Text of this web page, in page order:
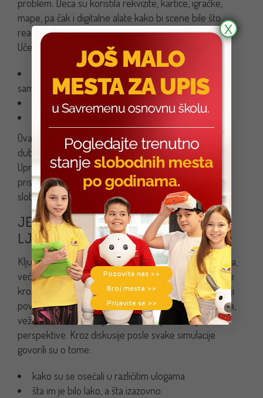
problem. Deca su koristila rekvizite, kartice, igračke,
mape, pa čak i digitalne alate kako bi scene bile što
realnije.
Učenici su na taj način razvijali:
samopouzdanje u komunikaciji
fleksibilnost i snalažljivost
timski rad
Ovaj vid nastave pretvorio je učenje u igru, a igru u
duboko pedagoško iskustvo koje ostaje zapamćeno.
Upravo zato je igra uloga ključni deo Globetrotters
pristupa — jer deca najbolje uče kada se osećaju
slobodno, radoznalo i uključeno.
JEZIK KAO ALAT ZA RAZUMEVANJE
LJUDI — VREDNOSTI KOJE OSTAJU
Ključna poruka ovog projekta nije samo jezička veština,
već razvoj razumevanja i empatije. Učenici Savremene
kroz ove aktivnosti naučili su da je svaki jezik most koji
povezuje ljude i kulture. Ulazeći u uloge različitih likova,
vežbali su da razumeju tuđa osećanja, situacije i
perspektive. Kroz diskusije posle svake simulacije
govorili su o tome:
kako su se osećali u različitim ulogama
šta im je bilo lako, a šta izazovno
Pozovite nas >>
Broj mesta >>
Prijavite se >>
X